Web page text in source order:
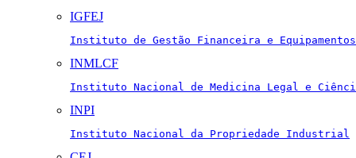
IGFEJ
Instituto de Gestão Financeira e
INMLCF
Instituto Nacional de Medicina Legal e
INPI
Instituto Nacional da Propriedade Industrial